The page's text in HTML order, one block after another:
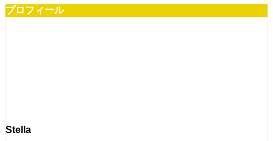
プロフィール
Stella